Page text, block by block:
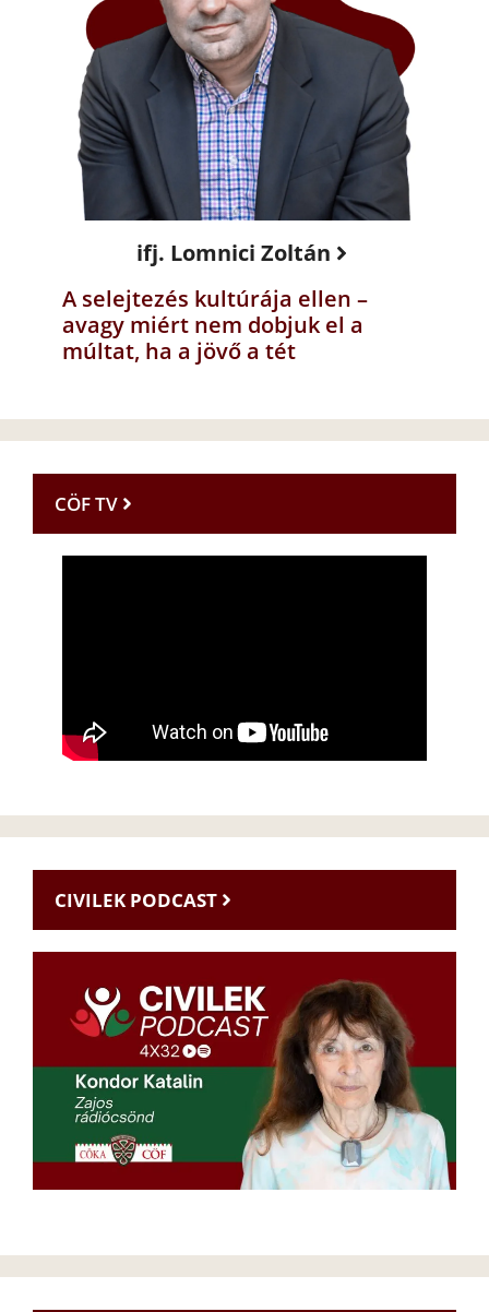
ifj. Lomnici Zoltán
A selejtezés kultúrája ellen –
avagy miért nem dobjuk el a
múltat, ha a jövő a tét
CÖF TV
CIVILEK PODCAST